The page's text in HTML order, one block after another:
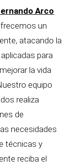
Arco
un
atacando la
para
la vida
equipo
realiza
de
necesidades
técnicas y
reciba el